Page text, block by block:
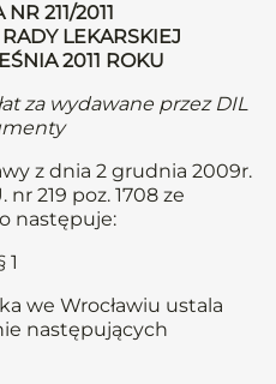
211/2011
LEKARSKIEJ
2011 ROKU
za wydawane przez DIL
z dnia 2 grudnia 2009r.
219 poz. 1708 ze
następuje:
1
we Wrocławiu ustala
następujących